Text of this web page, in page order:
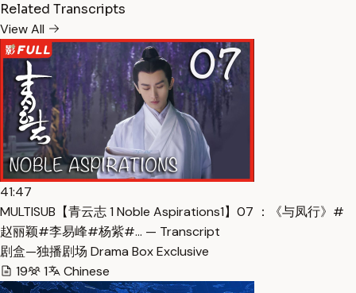
Related Transcripts
View All
41:47
MULTISUB【青云志 1 Noble Aspirations1】07 ：《与凤行》#
赵丽颖#李易峰#杨紫#… — Transcript
剧盒—独播剧场 Drama Box Exclusive
19
1 Chinese